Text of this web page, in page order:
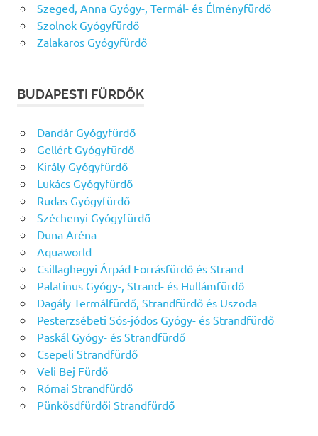
Szeged, Anna Gyógy-, Termál- és Élményfürdő
Szolnok Gyógyfürdő
Zalakaros Gyógyfürdő
BUDAPESTI FÜRDŐK
Dandár Gyógyfürdő
Gellért Gyógyfürdő
Király Gyógyfürdő
Lukács Gyógyfürdő
Rudas Gyógyfürdő
Széchenyi Gyógyfürdő
Duna Aréna
Aquaworld
Csillaghegyi Árpád Forrásfürdő és Strand
Palatinus Gyógy-, Strand- és Hullámfürdő
Dagály Termálfürdő, Strandfürdő és Uszoda
Pesterzsébeti Sós-jódos Gyógy- és Strandfürdő
Paskál Gyógy- és Strandfürdő
Csepeli Strandfürdő
Veli Bej Fürdő
Római Strandfürdő
Pünkösdfürdői Strandfürdő